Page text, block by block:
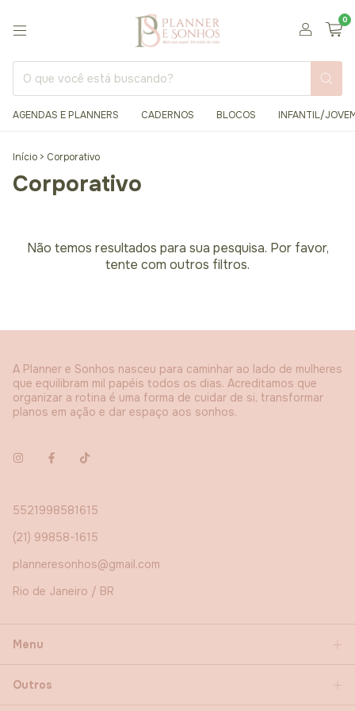
0
AGENDAS E PLANNERS CADERNOS BLOCOS INFANTIL/
Início > Corporativo
Corporativo
Não temos resultados para sua pesquisa. Por favor,
tente com outros filtros.
A Planner e Sonhos nasceu para caminhar ao lado de mulheres
que equilibram mil papéis todos os dias. Acreditamos que
organizar a rotina é uma forma de cuidar de si, transformar
planos em ação e dar espaço aos sonhos.
5521998581615
(21) 99858-1615
planneresonhos@gmail.com
Rio de Janeiro / BR
Menu
Outros